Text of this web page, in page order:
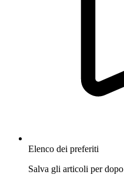
Elenco dei preferiti
Salva gli articoli per dopo